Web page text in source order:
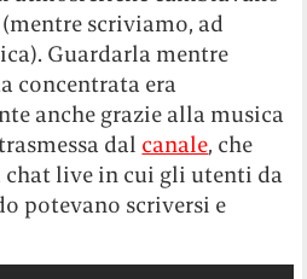
scriviamo, ad
Guardarla mentre
concentrata era
anche grazie alla musica
dal canale, che
chat live in cui gli utenti da
potevano scriversi e